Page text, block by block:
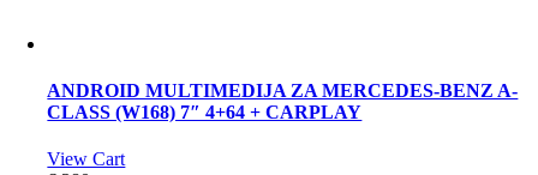
ANDROID MULTIMEDIJA ZA MERCEDES-BENZ A-
CLASS (W168) 7″ 4+64 + CARPLAY
View Cart